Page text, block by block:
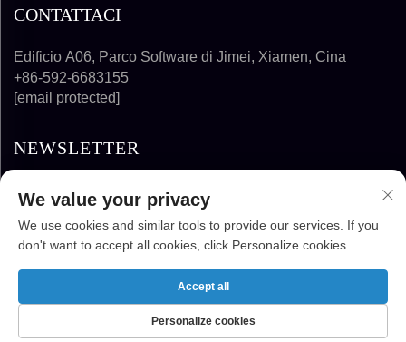
CONTATTACI
Edificio A06, Parco Software di Jimei, Xiamen, Cina
+86-592-6683155
[email protected]
NEWSLETTER
SOLAR ENERGY TECHNOLOGY CO., LTD.
We value your privacy
We use cookies and similar tools to provide our services. If you
don't want to accept all cookies, click Personalize cookies.
Personalize cookies
Accept all